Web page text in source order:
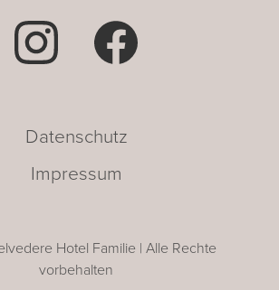
Hotel Familie | Alle Rechte
vorbehalten
Datenschutz
Impressum